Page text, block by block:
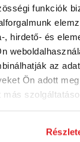
funkciók
, hirdető- és
az
Ön adott